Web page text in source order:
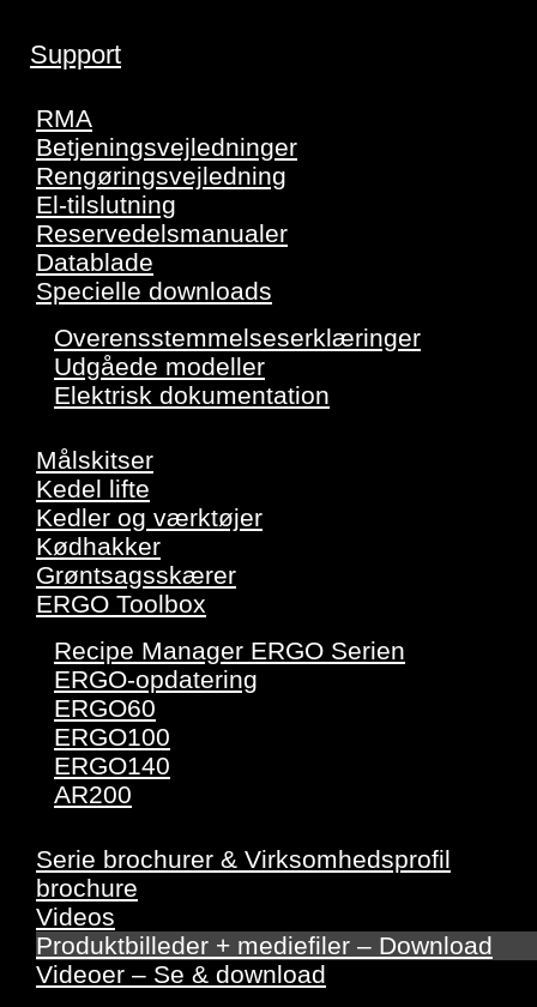
Support
RMA
Betjeningsvejledninger
Rengøringsvejledning
El-tilslutning
Reservedelsmanualer
Datablade
Specielle downloads
Overensstemmelseserklæringer
Udgåede modeller
Elektrisk dokumentation
Målskitser
Kedel lifte
Kedler og værktøjer
Kødhakker
Grøntsagsskærer
ERGO Toolbox
Recipe Manager ERGO Serien
ERGO-opdatering
ERGO60
ERGO100
ERGO140
AR200
Serie brochurer & Virksomhedsprofil
brochure
Videos
Produktbilleder + mediefiler – Download
Videoer – Se & download